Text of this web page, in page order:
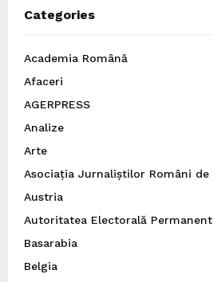
Categories
Academia Română
Afaceri
AGERPRESS
Analize
Arte
Asociația Jurnaliștilor Români
Austria
Autoritatea Electorală
Basarabia
Belgia